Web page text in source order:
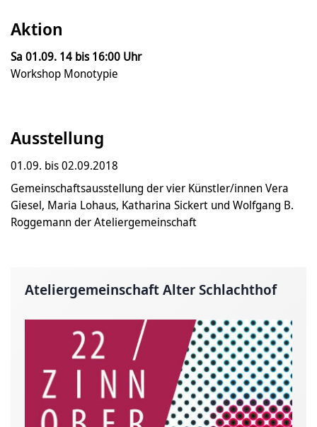
Aktion
Sa 01.09. 14 bis 16:00 Uhr
Workshop Monotypie
Ausstellung
01.09. bis 02.09.2018
Gemeinschaftsausstellung der vier Künstler/innen Vera
Giesel, Maria Lohaus, Katharina Sickert und Wolfgang B.
Roggemann der Ateliergemeinschaft
Ateliergemeinschaft Alter Schlachthof